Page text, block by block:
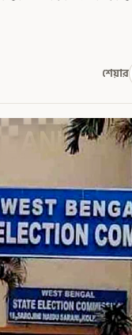
শেয়ার